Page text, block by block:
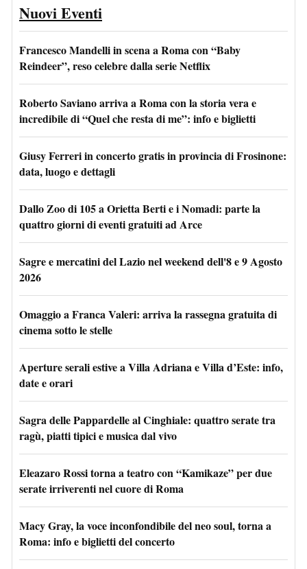
Nuovi Eventi
Francesco Mandelli in scena a Roma con “Baby
Reindeer”, reso celebre dalla serie Netflix
Roberto Saviano arriva a Roma con la storia vera e
incredibile di “Quel che resta di me”: info e biglietti
Giusy Ferreri in concerto gratis in provincia di Frosinone:
data, luogo e dettagli
Dallo Zoo di 105 a Orietta Berti e i Nomadi: parte la
quattro giorni di eventi gratuiti ad Arce
Sagre e mercatini del Lazio nel weekend dell'8 e 9 Agosto
2026
Omaggio a Franca Valeri: arriva la rassegna gratuita di
cinema sotto le stelle
Aperture serali estive a Villa Adriana e Villa d’Este: info,
date e orari
Sagra delle Pappardelle al Cinghiale: quattro serate tra
ragù, piatti tipici e musica dal vivo
Eleazaro Rossi torna a teatro con “Kamikaze” per due
serate irriverenti nel cuore di Roma
Macy Gray, la voce inconfondibile del neo soul, torna a
Roma: info e biglietti del concerto